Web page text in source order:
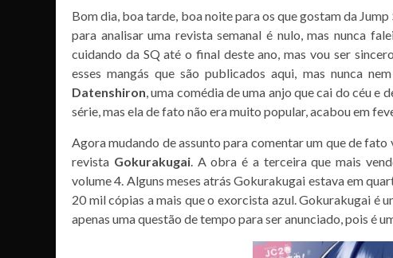
Bom dia, boa tarde, boa noite para os que gostam da
para analisar uma revista semanal é nulo, mas nunca
cuidando da SQ até o final deste ano, mas vou ser
esses mangás que são publicados aqui, mas nunca
Datenshiron, uma comédia de uma anjo que cai do céu e
série, mas ela de fato não era muito popular, acabou em
Agora mudando de assunto para comentar um que de
revista Gokurakugai. A obra é a terceira que mais
volume 4. Alguns meses atrás Gokurakugai estava em
20 mil cópias a mais que o exorcista azul. Gokurakugai é
apenas uma questão de tempo para ser anunciado, pois é